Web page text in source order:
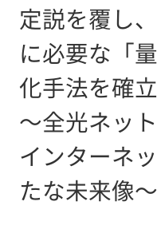
定説を覆し
に必要な「
化手法を確立
～全光ネッ
インターネ
たな未来像～